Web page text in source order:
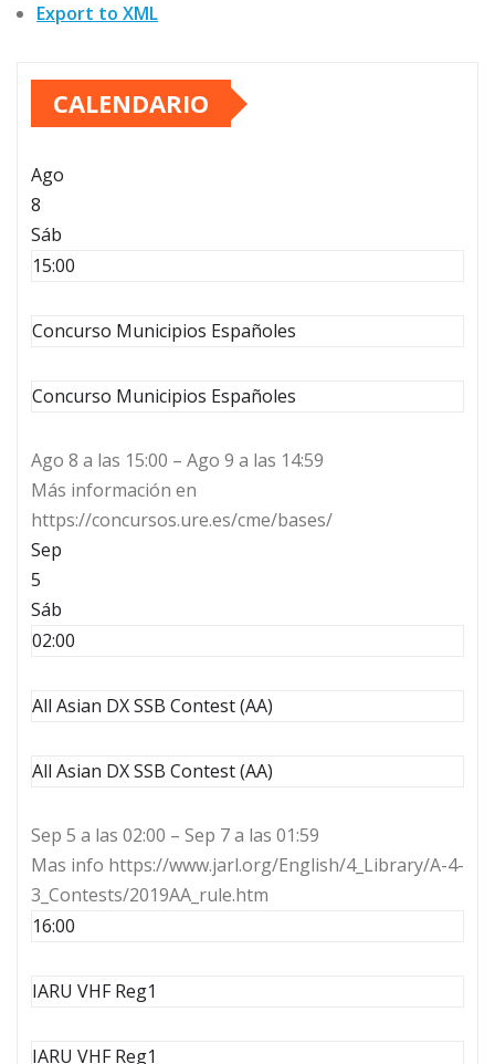
Export to XML
CALENDARIO
Ago
8
Sáb
15:00
Concurso Municipios Españoles
Concurso Municipios Españoles
Ago 8 a las 15:00 – Ago 9 a las 14:59
Más información en
https://concursos.ure.es/cme/bases/
Sep
5
Sáb
02:00
All Asian DX SSB Contest (AA)
All Asian DX SSB Contest (AA)
Sep 5 a las 02:00 – Sep 7 a las 01:59
Mas info https://www.jarl.org/English/4_Library/A-4-
3_Contests/2019AA_rule.htm
16:00
IARU VHF Reg1
IARU VHF Reg1